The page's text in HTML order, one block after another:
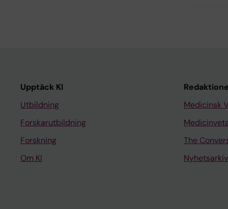
Upptäck KI
Utbildning
Forskarutbildning
Forskning
Om KI
Medicinsk
The